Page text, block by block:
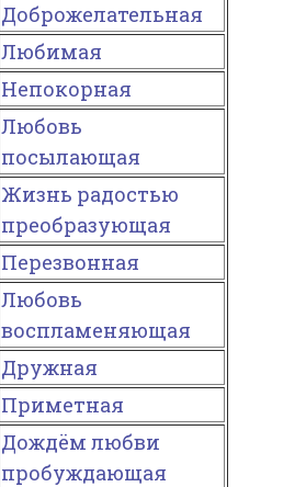
Доброжелательная
Любимая
Непокорная
Любовь
посылающая
Жизнь радостью
преобразующая
Перезвонная
Любовь
воспламеняющая
Дружная
Приметная
Дождём любви
пробуждающая